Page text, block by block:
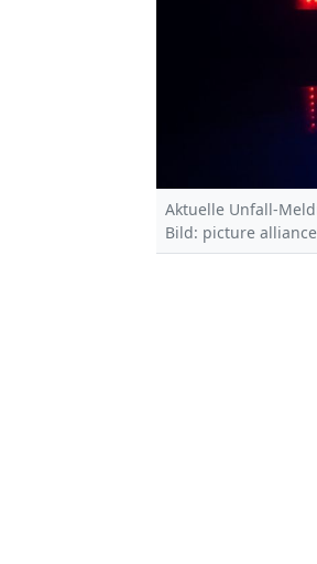
Aktuelle Unfall-
Bild: picture